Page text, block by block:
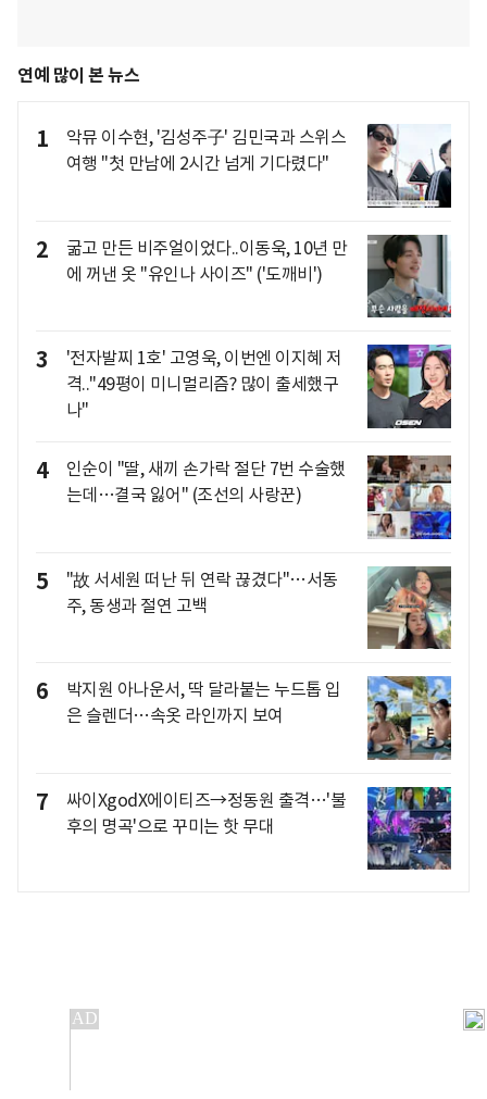
연예 많이 본 뉴스
1
악뮤 이수현, '김성주子' 김민국과 스위스
여행 "첫 만남에 2시간 넘게 기다렸다"
2
굶고 만든 비주얼이었다..이동욱, 10년 만
에 꺼낸 옷 "유인나 사이즈" ('도깨비')
3
'전자발찌 1호' 고영욱, 이번엔 이지혜 저
격.."49평이 미니멀리즘? 많이 출세했구
나"
4
인순이 "딸, 새끼 손가락 절단 7번 수술했
는데…결국 잃어" (조선의 사랑꾼)
5
"故 서세원 떠난 뒤 연락 끊겼다"…서동
주, 동생과 절연 고백
6
박지원 아나운서, 딱 달라붙는 누드톱 입
은 슬렌더…속옷 라인까지 보여
7
싸이XgodX에이티즈→정동원 출격…'불
후의 명곡'으로 꾸미는 핫 무대